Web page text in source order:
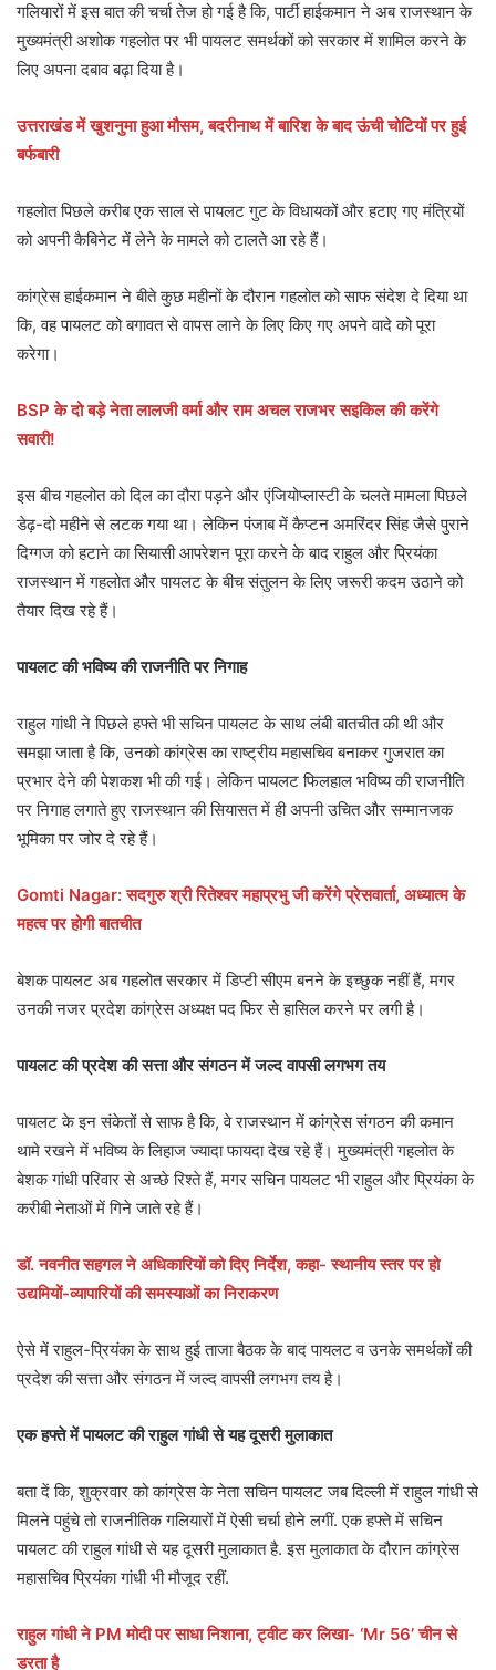
गलियारों में इस बात की चर्चा तेज हो गई है कि, पार्टी हाईकमान ने अब राजस्थान के
मुख्यमंत्री अशोक गहलोत पर भी पायलट समर्थकों को सरकार में शामिल करने के
लिए अपना दबाव बढ़ा दिया है।
उत्तराखंड में खुशनुमा हुआ मौसम, बदरीनाथ में बारिश के बाद ऊंची चोटियों पर हुई
बर्फबारी
गहलोत पिछले करीब एक साल से पायलट गुट के विधायकों और हटाए गए मंत्रियों
को अपनी कैबिनेट में लेने के मामले को टालते आ रहे हैं।
कांग्रेस हाईकमान ने बीते कुछ महीनों के दौरान गहलोत को साफ संदेश दे दिया था
कि, वह पायलट को बगावत से वापस लाने के लिए किए गए अपने वादे को पूरा
करेगा।
BSP के दो बड़े नेता लालजी वर्मा और राम अचल राजभर सइकिल की करेंगे
सवारी!
इस बीच गहलोत को दिल का दौरा पड़ने और एंजियोप्लास्टी के चलते मामला पिछले
डेढ़-दो महीने से लटक गया था। लेकिन पंजाब में कैप्टन अमरिंदर सिंह जैसे पुराने
दिग्गज को हटाने का सियासी आपरेशन पूरा करने के बाद राहुल और प्रियंका
राजस्थान में गहलोत और पायलट के बीच संतुलन के लिए जरूरी कदम उठाने को
तैयार दिख रहे हैं।
पायलट की भविष्य की राजनीति पर निगाह
राहुल गांधी ने पिछले हफ्ते भी सचिन पायलट के साथ लंबी बातचीत की थी और
समझा जाता है कि, उनको कांग्रेस का राष्ट्रीय महासचिव बनाकर गुजरात का
प्रभार देने की पेशकश भी की गई। लेकिन पायलट फिलहाल भविष्य की राजनीति
पर निगाह लगाते हुए राजस्थान की सियासत में ही अपनी उचित और सम्मानजक
भूमिका पर जोर दे रहे हैं।
Gomti Nagar: सदगुरु श्री रितेश्वर महाप्रभु जी करेंगे प्रेसवार्ता, अध्यात्म के
महत्व पर होगी बातचीत
बेशक पायलट अब गहलोत सरकार में डिप्टी सीएम बनने के इच्छुक नहीं हैं, मगर
उनकी नजर प्रदेश कांग्रेस अध्यक्ष पद फिर से हासिल करने पर लगी है।
पायलट की प्रदेश की सत्ता और संगठन में जल्द वापसी लगभग तय
पायलट के इन संकेतों से साफ है कि, वे राजस्थान में कांग्रेस संगठन की कमान
थामे रखने में भविष्य के लिहाज ज्यादा फायदा देख रहे हैं। मुख्यमंत्री गहलोत के
बेशक गांधी परिवार से अच्छे रिश्ते हैं, मगर सचिन पायलट भी राहुल और प्रियंका के
करीबी नेताओं में गिने जाते रहे हैं।
डॉ. नवनीत सहगल ने अधिकारियों को दिए निर्देश, कहा- स्थानीय स्तर पर हो
उद्यमियों-व्यापारियों की समस्याओं का निराकरण
ऐसे में राहुल-प्रियंका के साथ हुई ताजा बैठक के बाद पायलट व उनके समर्थकों की
प्रदेश की सत्ता और संगठन में जल्द वापसी लगभग तय है।
एक हफ्ते में पायलट की राहुल गांधी से यह दूसरी मुलाकात
बता दें कि, शुक्रवार को कांग्रेस के नेता सचिन पायलट जब दिल्ली में राहुल गांधी से
मिलने पहुंचे तो राजनीतिक गलियारों में ऐसी चर्चा होने लगीं. एक हफ्ते में सचिन
पायलट की राहुल गांधी से यह दूसरी मुलाकात है. इस मुलाकात के दौरान कांग्रेस
महासचिव प्रियंका गांधी भी मौजूद रहीं.
राहुल गांधी ने PM मोदी पर साधा निशाना, ट्वीट कर लिखा- ‘Mr 56’ चीन से
डरता है